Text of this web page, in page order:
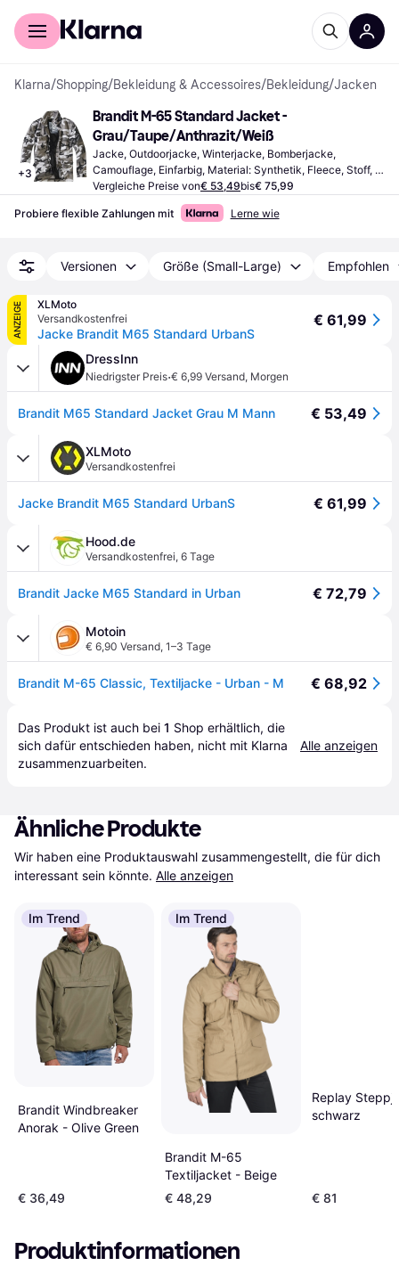
Für Shopper
Klarna/Shopping/Bekleidung & Accessoires/Bekleidung/Jacken
+3
Brandit M-65 Standard Jacket -
Grau/Taupe/Anthrazit/Weiß
Jacke, Outdoorjacke, Winterjacke, Bomberjacke,
Camouflage, Einfarbig, Material: Synthetik, Fleece, Stoff,
Polyester, Mikrofaser, Wasserdicht, Verstellbare Träger,
Taschen, Winddicht, Abnehmbare Träger, Gefüttert,
Waschbar, Langlebig, Wattiert, Wasserabweisend, Kapuze,
Vergleiche Preise von€ 53,49bis€ 75,99
Probiere flexible Zahlungen mit Lerne wie
Versionen Größe (Small-Large) Empfohlen
ANZEIGE
XLMoto
Versandkostenfrei
Jacke Brandit M65 Standard UrbanS
€ 61,99
DressInn
Niedrigster Preis·€ 6,99 Versand, Morgen
Brandit M65 Standard Jacket Grau M Mann € 53,49
XLMoto
Versandkostenfrei
Jacke Brandit M65 Standard UrbanS € 61,99
Hood.de
Versandkostenfrei, 6 Tage
Brandit Jacke M65 Standard in Urban € 72,79
Motoin
€ 6,90 Versand, 1–3 Tage
Brandit M-65 Classic, Textiljacke - Urban - M € 68,92
Das Produkt ist auch bei 1 Shop erhältlich, die
sich dafür entschieden haben, nicht mit Klarna
zusammenzuarbeiten.
Alle anzeigen
Ähnliche Produkte
Wir haben eine Produktauswahl zusammengestellt, die für dich
interessant sein könnte. Alle anzeigen
Im Trend
Brandit Windbreaker
Anorak - Olive Green
€ 36,49
Im Trend
Brandit M-65
Textiljacket - Beige
€ 48,29
Replay
schwarz
€ 81
Produktinformationen